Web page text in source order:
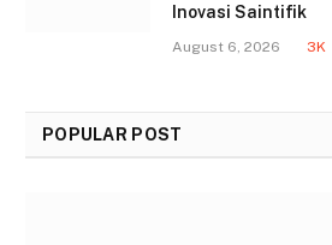
Inovasi Saintifik
August 6, 2026 3K
POPULAR POST